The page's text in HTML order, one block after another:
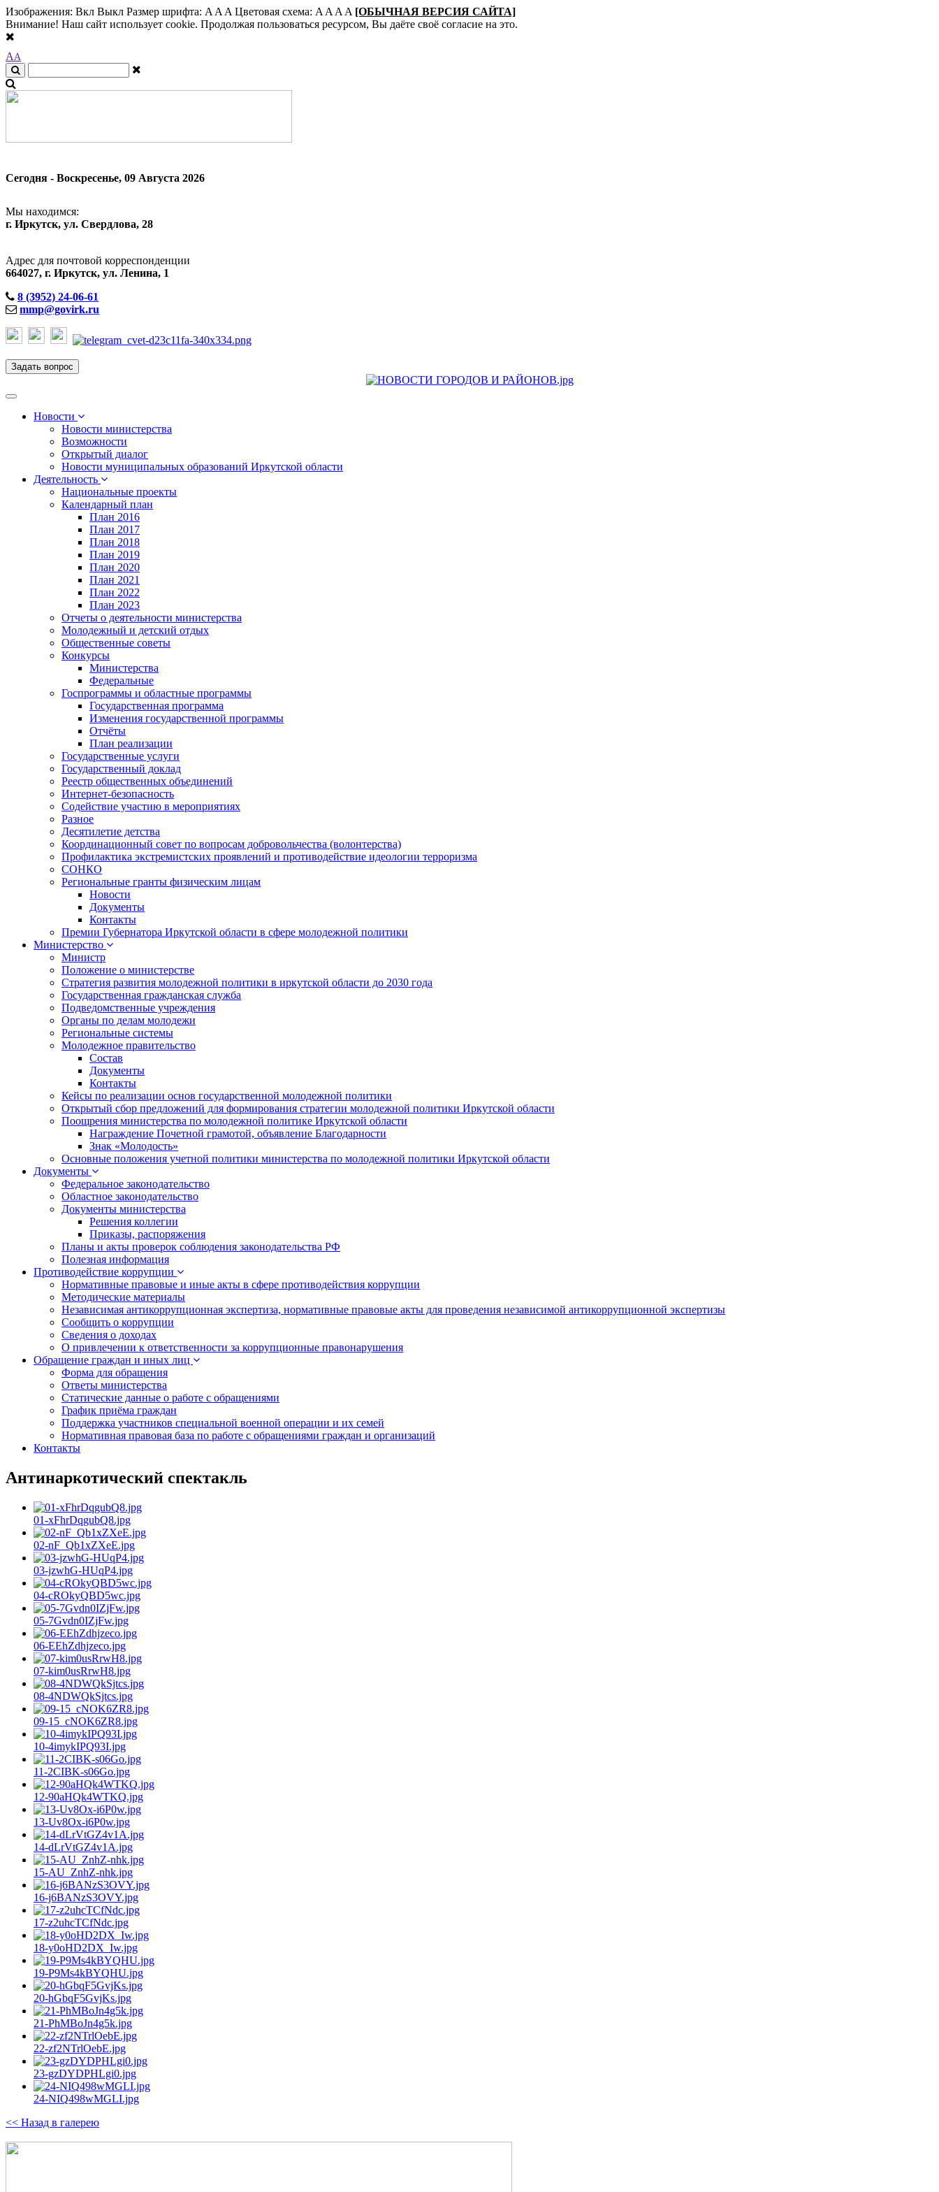
Изображения: Вкл Выкл Размер шрифта: A A A Цветовая схема: A A A A [ОБЫЧНАЯ ВЕРСИЯ САЙТА]
Внимание! Наш сайт использует cookie. Продолжая пользоваться ресурсом, Вы даёте своё согласие на это.
AA
Сегодня - Воскресенье, 09 Августа 2026
Мы находимся:
г. Иркутск, ул. Свердлова, 28
Адрес для почтовой корреспонденции
664027, г. Иркутск, ул. Ленина, 1
8 (3952) 24-06-61
mmp@govirk.ru
Задать вопрос
Toggle
navigationНовости
Новости министерства
Возможности
Открытый диалог
Новости муниципальных образований Иркутской области
Деятельность
Национальные проекты
Календарный план
План 2016
План 2017
План 2018
План 2019
План 2020
План 2021
План 2022
План 2023
Отчеты о деятельности министерства
Молодежный и детский отдых
Общественные советы
Конкурсы
Министерства
Федеральные
Госпрограммы и областные программы
Государственная программа
Изменения государственной программы
Отчёты
План реализации
Государственные услуги
Государственный доклад
Реестр общественных объединений
Интернет-безопасность
Содействие участию в мероприятиях
Разное
Десятилетие детства
Координационный совет по вопросам добровольчества (волонтерства)
Профилактика экстремистских проявлений и противодействие идеологии терроризма
СОНКО
Региональные гранты физическим лицам
Новости
Документы
Контакты
Премии Губернатора Иркутской области в сфере молодежной политики
Министерство
Министр
Положение о министерстве
Стратегия развития молодежной политики в иркутской области до 2030 года
Государственная гражданская служба
Подведомственные учреждения
Органы по делам молодежи
Региональные системы
Молодежное правительство
Состав
Документы
Контакты
Кейсы по реализации основ государственной молодежной политики
Открытый сбор предложений для формирования стратегии молодежной политики Иркутской области
Поощрения министерства по молодежной политике Иркутской области
Награждение Почетной грамотой, объявление Благодарности
Знак «Молодость»
Основные положения учетной политики министерства по молодежной политики Иркутской области
Документы
Федеральное законодательство
Областное законодательство
Документы министерства
Решения коллегии
Приказы, распоряжения
Планы и акты проверок соблюдения законодательства РФ
Полезная информация
Противодействие коррупции
Нормативные правовые и иные акты в сфере противодействия коррупции
Методические материалы
Независимая антикоррупционная экспертиза, нормативные правовые акты для проведения независимой антикоррупционной экспертизы
Сообщить о коррупции
Сведения о доходах
О привлечении к ответственности за коррупционные правонарушения
Обращение граждан и иных лиц
Форма для обращения
Ответы министерства
Статические данные о работе с обращениями
График приёма граждан
Поддержка участников специальной военной операции и их семей
Нормативная правовая база по работе с обращениями граждан и организаций
Контакты
Антинаркотический спектакль
01-xFhrDqgubQ8.jpg
02-nF_Qb1xZXeE.jpg
03-jzwhG-HUqP4.jpg
04-cROkyQBD5wc.jpg
05-7Gvdn0IZjFw.jpg
06-EEhZdhjzeco.jpg
07-kim0usRrwH8.jpg
08-4NDWQkSjtcs.jpg
09-15_cNOK6ZR8.jpg
10-4imykIPQ93I.jpg
11-2CIBK-s06Go.jpg
12-90aHQk4WTKQ.jpg
13-Uv8Ox-i6P0w.jpg
14-dLrVtGZ4v1A.jpg
15-AU_ZnhZ-nhk.jpg
16-j6BANzS3OVY.jpg
17-z2uhcTCfNdc.jpg
18-y0oHD2DX_Iw.jpg
19-P9Ms4kBYQHU.jpg
20-hGbqF5GvjKs.jpg
21-PhMBoJn4g5k.jpg
22-zf2NTrlOebE.jpg
23-gzDYDPHLgi0.jpg
24-NIQ498wMGLI.jpg
<< Назад в галерею